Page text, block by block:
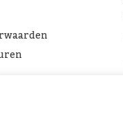
verlof